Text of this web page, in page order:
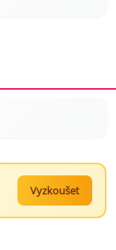
Vyzkoušet